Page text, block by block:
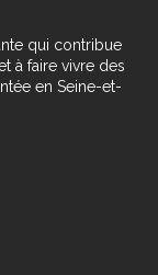
qui contribue
à faire vivre des
en Seine-et-